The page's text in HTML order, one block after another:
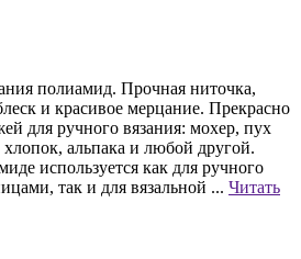
полиамид. Прочная ниточка,
и красивое мерцание. Прекрасно
для ручного вязания: мохер, пух
альпака и любой другой.
используется как для ручного
так и для вязальной ... Читать